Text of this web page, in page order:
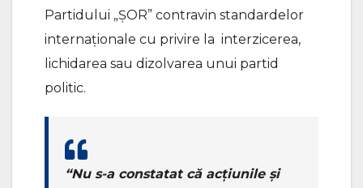
Partidului „ȘOR” contravin standardelor
internaționale cu privire la interzicerea,
lichidarea sau dizolvarea unui partid
politic.
“Nu s-a constatat că acțiunile și